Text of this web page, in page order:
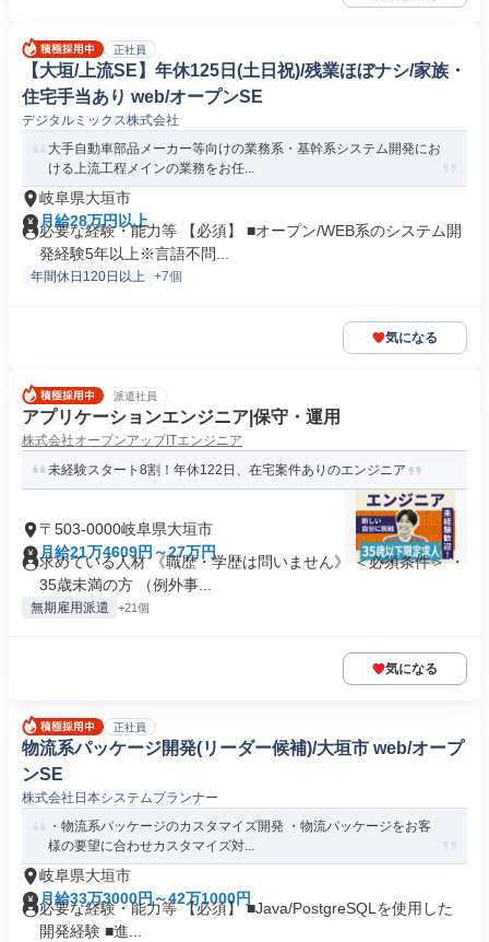
正社員
【大垣/上流SE】年休125日(土日祝)/残業ほぼナシ/家族・
住宅手当あり web/オープンSE
デジタルミックス株式会社
大手自動車部品メーカー等向けの業務系・基幹系システム開発にお
ける上流工程メインの業務をお任...
岐阜県大垣市
月給28万円以上
必要な経験・能力等 【必須】 ■オープン/WEB系のシステム開
発経験5年以上※言語不問...
年間休日120日以上 +7個
気になる
派遣社員
アプリケーションエンジニア|保守・運用
株式会社オープンアップITエンジニア
未経験スタート8割！年休122日、在宅案件ありのエンジニア
〒503-0000岐阜県大垣市
月給21万4609円～27万円
求めている人材 《職歴・学歴は問いません》 ＜必須条件＞ ・
35歳未満の方 （例外事...
無期雇用派遣 +21個
気になる
正社員
物流系パッケージ開発(リーダー候補)/大垣市 web/オープ
ンSE
株式会社日本システムプランナー
・物流系パッケージのカスタマイズ開発 ・物流パッケージをお客
様の要望に合わせカスタマイズ対...
岐阜県大垣市
月給33万3000円～42万1000円
必要な経験・能力等 【必須】 ■Java/PostgreSQLを使用した
開発経験 ■進...